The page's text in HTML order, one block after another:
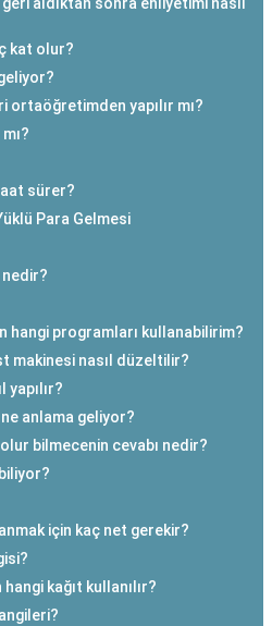
kat olur?
ortaöğretimden yapılır mı?
sürer?
Para Gelmesi
nedir?
hangi programları kullanabilirim?
makinesi nasıl düzeltilir?
yapılır?
anlama geliyor?
bilmecenin cevabı nedir?
için kaç net gerekir?
kağıt kullanılır?